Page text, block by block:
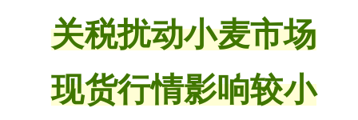
关税扰动小麦市场
现货行情影响较小